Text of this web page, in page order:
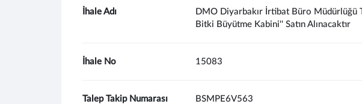
İhale Adı
DMO Diyarbakır İrtibat Büro Müdürlüğü
Bitki Büyütme Kabini'' Satın Alınacaktır
İhale No 15083
Talep Takip Numarası BSMPE6V563